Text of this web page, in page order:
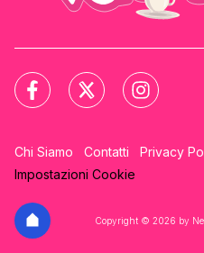
Chi Siamo Contatti Privacy
Impostazioni Cookie
Copyright © 2026 by